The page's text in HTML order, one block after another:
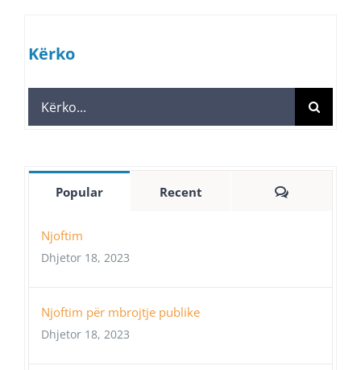
Kërko
Search
for:
Popular Recent Comments
Njoftim
Dhjetor 18, 2023
Njoftim për mbrojtje publike
Dhjetor 18, 2023